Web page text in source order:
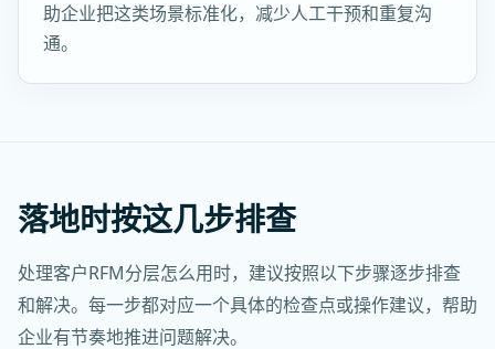
助企业把这类场景标准化，减少人工干预和重复沟
通。
落地时按这几步排查
处理客户RFM分层怎么用时，建议按照以下步骤逐步排查
和解决。每一步都对应一个具体的检查点或操作建议，帮助
企业有节奏地推进问题解决。